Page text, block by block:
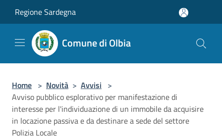
Regione Sardegna
Comune di Olbia
Home > Novità > Avvisi >
Avviso pubblico esplorativo per manifestazione di
interesse per l'individuazione di un immobile da acquisire
in locazione passiva e da destinare a sede del settore
Polizia Locale